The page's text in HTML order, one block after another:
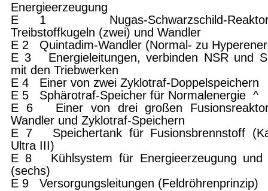
Energieerzeugung
E 1 Nugas-Schwarzschild-
Treibstoffkugeln (zwei) und Wandler
E 2 Quintadim-Wandler (Normal- zu
E 3 Energieleitungen, verbinden NSR und
mit den Triebwerken
E 4 Einer von zwei Zyklotraf-Doppelspeichern
E 5 Sphärotraf-Speicher für Normalenergie ^
E 6 Einer von drei großen
Wandler und Zyklotraf-Speichern
E 7 Speichertank für Fusionsbrennstoff
Ultra III)
E 8 Kühlsystem für Energieerzeugung und
(sechs)
E 9 Versorgungsleitungen (Feldröhrenprinzip)